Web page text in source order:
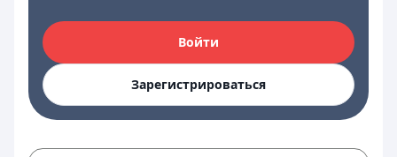
Войти
Зарегистрироваться